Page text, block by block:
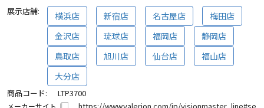
展示店舗: 横浜店 新宿店 名古屋店
梅田店
金沢店
琉球店 福岡店
静岡店
鳥取店
旭川店 仙台店
福山店
大分店
商品コード: LTP3700
メーカーサイト